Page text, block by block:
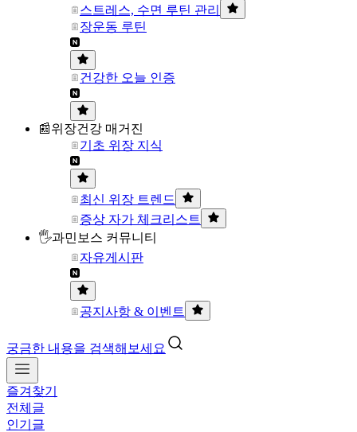
스트레스, 수면 루틴 관리
장운동 루틴
건강한 오늘 인증
📰위장건강 매거진
기초 위장 지식
최신 위장 트렌드
증상 자가 체크리스트
🖐과민보스 커뮤니티
자유게시판
공지사항 & 이벤트
궁금한 내용을 검색해보세요
즐겨찾기
전체글
인기글